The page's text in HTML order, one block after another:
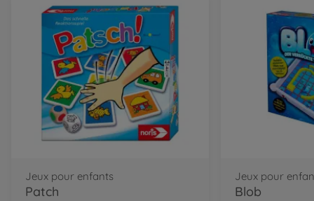
Jeux pour enfants
Patch
Jeux pour
Blob